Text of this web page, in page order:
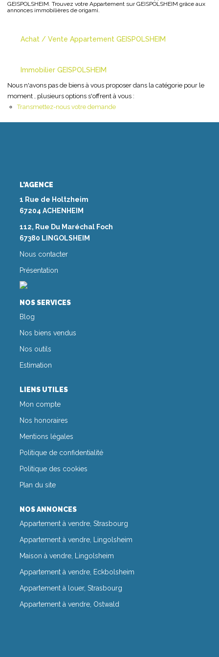
Les Agences Origami
Nous Rejoindre
Vos Avis
GEISPOLSHEIM. Trouvez votre Appartement sur GEISPOLSHEIM grâce aux
annonces immobilières de origami.
Achat / Vente Appartement GEISPOLSHEIM
Immobilier GEISPOLSHEIM
Nous n'avons pas de biens à vous proposer dans la catégorie pour le
moment , plusieurs options s'offrent à vous :
Transmettez-nous votre demande
L'AGENCE
1 Rue de Holtzheim
67204 ACHENHEIM
112, Rue Du Maréchal Foch
67380 LINGOLSHEIM
Nous contacter
Présentation
NOS SERVICES
Blog
Nos biens vendus
Nos outils
Estimation
LIENS UTILES
Mon compte
Nos honoraires
Mentions légales
Politique de confidentialité
Politique des cookies
Plan du site
NOS ANNONCES
Appartement à vendre, Strasbourg
Appartement à vendre, Lingolsheim
Maison à vendre, Lingolsheim
Appartement à vendre, Eckbolsheim
Appartement à louer, Strasbourg
Appartement à vendre, Ostwald